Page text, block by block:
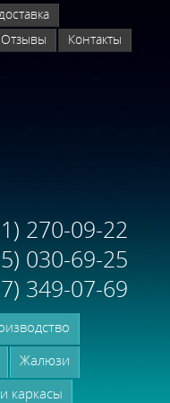
Отзывы
Контакты
270-09-22
030-69-25
349-07-69
Жалюзи
каркасы